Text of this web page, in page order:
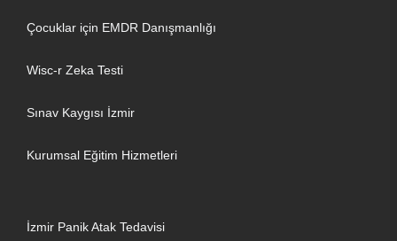
Çocuklar için EMDR Danışmanlığı
Wisc-r Zeka Testi
Sınav Kaygısı İzmir
Kurumsal Eğitim Hizmetleri
İzmir Panik Atak Tedavisi